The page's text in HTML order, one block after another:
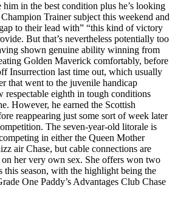
in the best condition plus he’s looking
Trainer subject this weekend and
to their lead with” “this kind of victory
But that’s nevertheless potentially too
shown genuine ability winning from
Golden Maverick comfortably, before
Insurrection last time out, which usually
that went to the juvenile handicap
respectable eighth in tough conditions
However, he earned the Scottish
reappearing just some sort of week later
The seven-year-old litorale is
in either the Queen Mother
air Chase, but cable connections are
her very own sex. She offers won two
this season, with the highlight being the
One Paddy’s Advantages Club Chase